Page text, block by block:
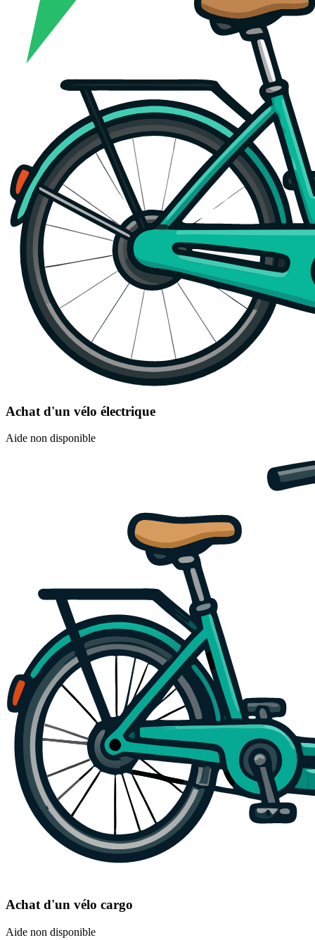
Achat d'un vélo électrique
Aide non disponible
Achat d'un vélo cargo
Aide non disponible